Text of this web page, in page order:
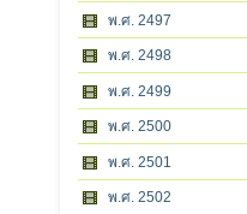
พ.ศ. 2497
พ.ศ. 2498
พ.ศ. 2499
พ.ศ. 2500
พ.ศ. 2501
พ.ศ. 2502